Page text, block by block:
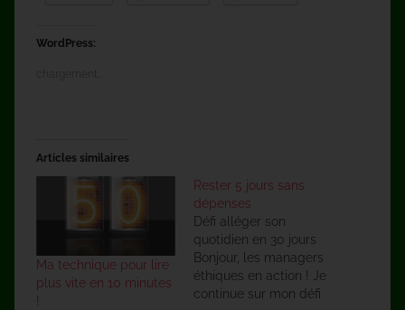
WordPress:
Articles similaires
Ma technique pour lire
plus vite en 10 minutes
!
Rester 5 jours sans
dépenses
Défi alléger son
quotidien en 30 jours
Bonjour, les managers
éthiques en action ! Je
continue sur mon défi